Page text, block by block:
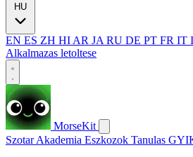
EN ES ZH HI AR JA RU DE PT FR IT
Alkalmazas letoltese
MorseKit
SzotarAkademia Eszkozok Tanulas